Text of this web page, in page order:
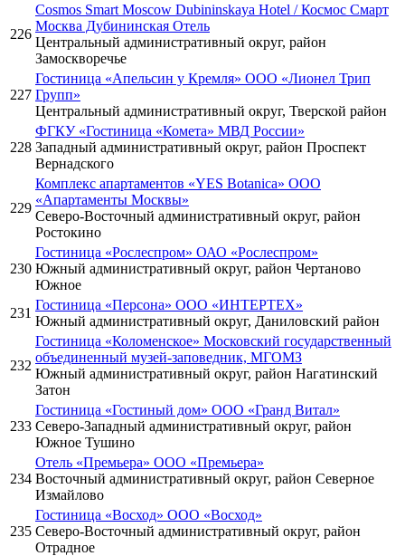
226
Cosmos Smart Moscow Dubininskaya Hotel / Космос Смарт
Москва Дубининская Отель
Центральный административный округ, район
Замоскворечье
227
Гостиница «Апельсин у Кремля» ООО «Лионел Трип
Групп»
Центральный административный округ, Тверской район
228
ФГКУ «Гостиница «Комета» МВД России»
Западный административный округ, район Проспект
Вернадского
229
Комплекс апартаментов «YES Botanica» ООО
«Апартаменты Москвы»
Северо-Восточный административный округ, район
Ростокино
230
Гостиница «Рослеспром» ОАО «Рослеспром»
Южный административный округ, район Чертаново
Южное
231
Гостиница «Персона» ООО «ИНТЕРТЕХ»
Южный административный округ, Даниловский район
232
Гостиница «Коломенское» Московский государственный
объединенный музей-заповедник, МГОМЗ
Южный административный округ, район Нагатинский
Затон
233
Гостиница «Гостиный дом» ООО «Гранд Витал»
Северо-Западный административный округ, район
Южное Тушино
234
Отель «Премьера» ООО «Премьера»
Восточный административный округ, район Северное
Измайлово
235
Гостиница «Восход» ООО «Восход»
Северо-Восточный административный округ, район
Отрадное